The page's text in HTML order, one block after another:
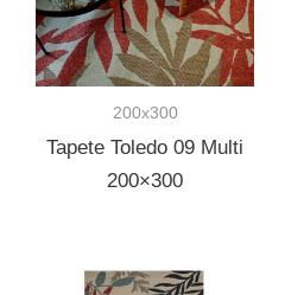
200x300
Tapete Toledo 09 Multi
200×300